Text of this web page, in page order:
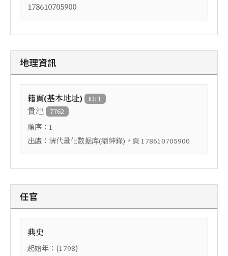
178610705900
地理資訊
籍貫(基本地址) ID: 1
貴池 7762
順序： 1
出處： 清代量化数据库(縉紳錄) ，頁 178610705900
任官
典史
起始年：(1798)